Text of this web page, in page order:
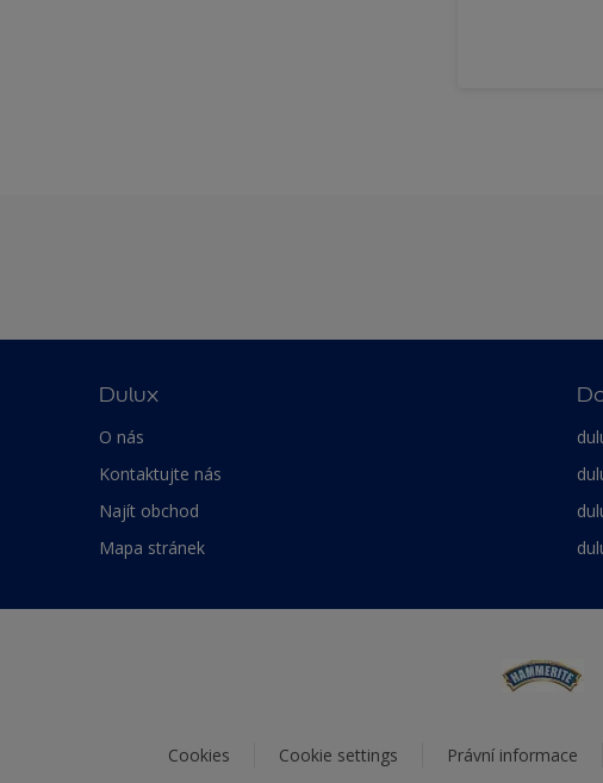
Dulux
O nás
Kontaktujte nás
Najít obchod
Mapa stránek
Cookies Cookie settings Právní informace